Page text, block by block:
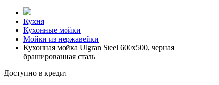
Кухня
Кухонные мойки
Мойки из нержавейки
Кухонная мойка Ulgran Steel 600х500, черная
брашированная сталь
Доступно в кредит